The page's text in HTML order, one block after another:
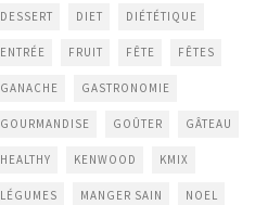
DESSERT DIET DIÉTÉTIQUE
ENTRÉE FRUIT FÊTE FÊTES
GANACHE GASTRONOMIE
GOURMANDISE GOÛTER GÂTEAU
HEALTHY KENWOOD KMIX
LÉGUMES MANGER SAIN NOEL